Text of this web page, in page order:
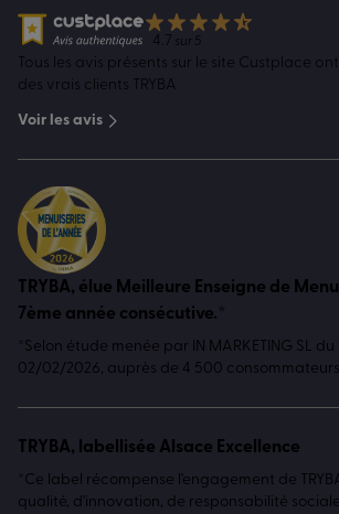
4.7 sur 5
Tous les avis présents sur le site Custplace
des vrais clients TRYBA
Voir les avis
TRYBA, élue Meilleure Enseigne de
7ème année consécutive.*
*Selon étude menée par IN MARKETING SL
02/02/2026, auprès de 4 500
TRYBA, labellisée Alsace Excellence
*Ce label récompense l'engagement de
qualité, d'innovation, de responsabilité